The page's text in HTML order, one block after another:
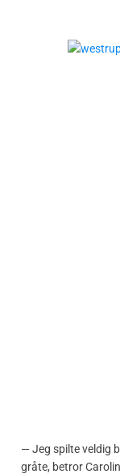
— Jeg spilte veldig
gråte, betror